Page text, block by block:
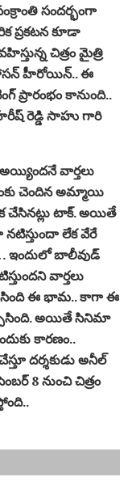
సంద‌ర్భంగా
ప్ర‌క‌ట‌న కూడా
చిత్రం మైత్రి
హీరోయిన్.. ఈ
ప్రారంభం కానుంది..
రెడ్డి సాహు గారి
వార్తలు
చెందిన అమ్మాయి
చేసినట్లు టాక్. అయితే
లేక వేరే
ఇందులో బాలీవుడ్
వార్తలు
ఈ భామ.. కాగా ఈ
అయితే సినిమా
కార‌ణం..
ద‌ర్శ‌కుడు అనీల్
8 నుంచి చిత్రం